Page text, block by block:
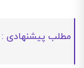
مطلب پیشنهادی :